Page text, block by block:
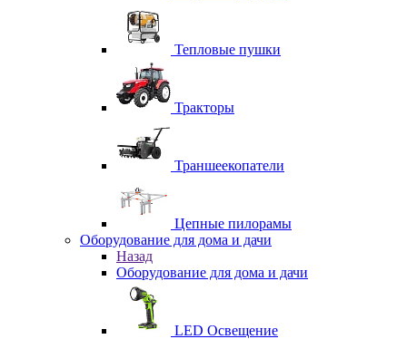
Тепловые пушки
Тракторы
Траншеекопатели
Цепные пилорамы
Оборудование для дома и дачи
Назад
Оборудование для дома и дачи
LED Освещение